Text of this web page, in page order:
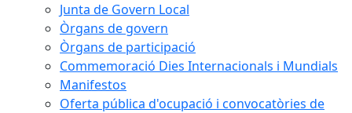
Junta de Govern Local
Òrgans de govern
Òrgans de participació
Commemoració Dies Internacionals i Mundials
Manifestos
Oferta pública d'ocupació i convocatòries de